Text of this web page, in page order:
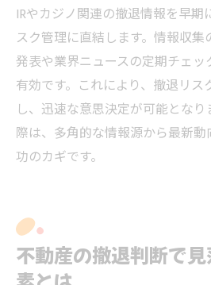
グランドステージなど
今後の資産価値と安全な撤
不動産資産価値維持の
IRやカジノ動向を踏ま
安全な不動産撤退に必
大阪万博・IR関連情報で
IRやカジノ関連の撤退情報を早期
スク管理に直結します。情報収
発表や業界ニュースの定期チェ
有効です。これにより、撤退リ
し、迅速な意思決定が可能とな
際は、多角的な情報源から最新
功のカギです。
不動産の撤退判断で